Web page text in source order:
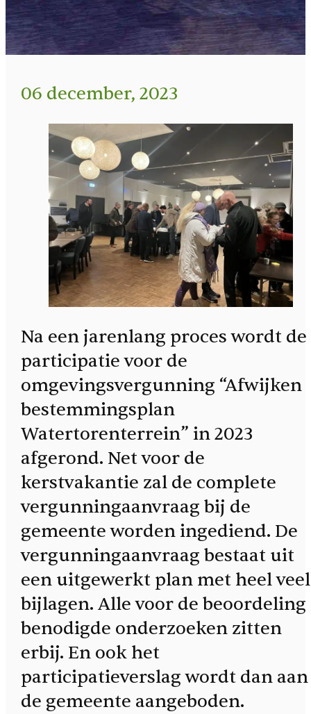
06 december, 2023
Na een jarenlang proces wordt de
participatie voor de
omgevingsvergunning “Afwijken
bestemmingsplan
Watertorenterrein” in 2023
afgerond. Net voor de
kerstvakantie zal de complete
vergunningaanvraag bij de
gemeente worden ingediend. De
vergunningaanvraag bestaat uit
een uitgewerkt plan met heel veel
bijlagen. Alle voor de beoordeling
benodigde onderzoeken zitten
erbij. En ook het
participatieverslag wordt dan aan
de gemeente aangeboden.